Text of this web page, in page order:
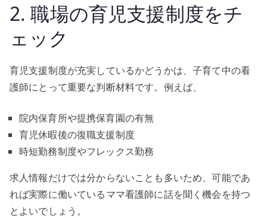
2. 職場の育児支援制度をチ
ェック
育児支援制度が充実しているかどうかは、子育て中の看
護師にとって重要な判断材料です。例えば、
院内保育所や提携保育園の有無
育児休暇後の復職支援制度
時短勤務制度やフレックス勤務
求人情報だけでは分からないことも多いため、可能であ
れば実際に働いているママ看護師に話を聞く機会を持つ
とよいでしょう。